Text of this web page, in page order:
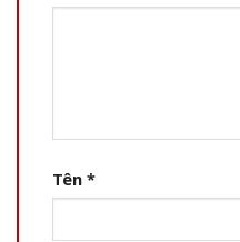
Tên *